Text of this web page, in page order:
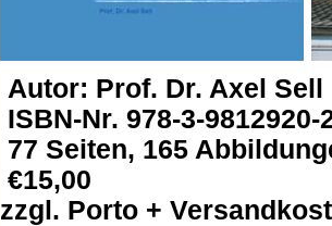
Autor: Prof. Dr. Axel Sell
ISBN-Nr. 978-3-9812920-
77 Seiten, 165
€15,00
zzgl. Porto +